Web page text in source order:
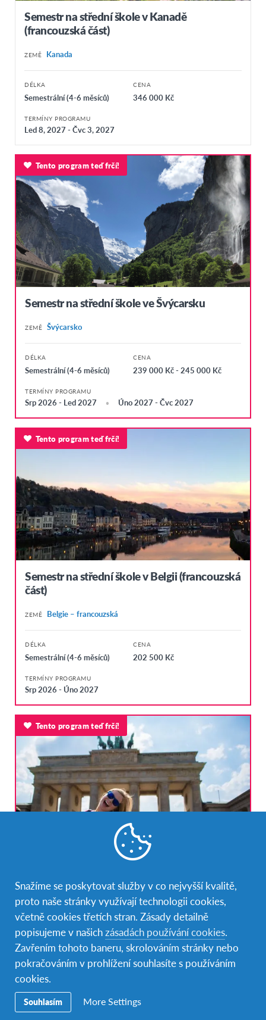
Semestr na střední škole v Kanadě
(francouzská část)
ZEMĚ Kanada
DÉLKA
Semestrální (4-6 měsíců)
CENA
346 000 Kč
TERMÍNY PROGRAMU
Led 8, 2027 - Čvc 3, 2027
Semestr na střední škole ve Švýcarsku
ZEMĚ Švýcarsko
DÉLKA
Semestrální (4-6 měsíců)
CENA
239 000 Kč - 245 000 Kč
TERMÍNY PROGRAMU
Srp 2026 - Led 2027 Úno 2027 - Čvc 2027
Tento program teď frčí!
Semestr na střední škole v Belgii (francouzská
část)
ZEMĚ Belgie – francouzská
DÉLKA
Semestrální (4-6 měsíců)
CENA
202 500 Kč
TERMÍNY PROGRAMU
Srp 2026 - Úno 2027
Tento program teď frčí!
Semestr na střední škole v Německu
ZEMĚ Německo
DÉLKA
Semestrální (4-6 měsíců)
CENA
226 000 Kč
TERMÍNY PROGRAMU
Úno 2026 - Čvc 2026
Tento program teď frčí!
Tento program teď frčí!
Snažíme se poskytovat služby v co nejvyšší kvalitě,
proto naše stránky využívají technologii cookies,
včetně cookies třetích stran. Zásady detailně
popisujeme v našichzásadách používání cookies.
Zavřením tohoto baneru, skrolováním stránky nebo
pokračováním v prohlížení souhlasíte s používáním
cookies.
Souhlasím More Settings